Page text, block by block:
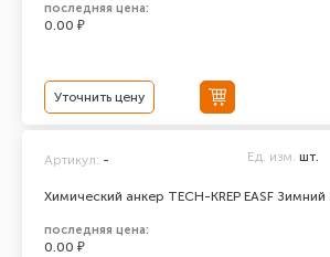
последняя цена:
0.00 ₽
Уточнить цену
Химический анкер TECH-KREP EASF
Артикул: - Ед. изм. шт.
последняя цена:
0.00 ₽